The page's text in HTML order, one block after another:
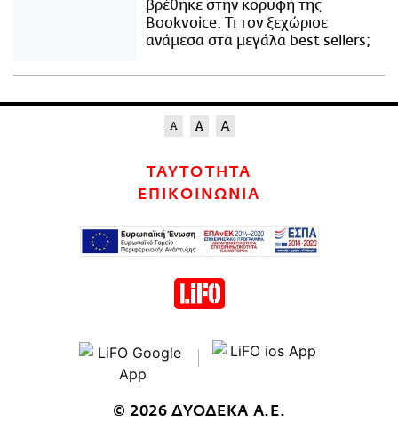
βρέθηκε στην κορυφή της
Bookvoice. Τι τον ξεχώρισε
ανάμεσα στα μεγάλα best sellers;
ΤΑΥΤΟΤΗΤΑ
ΕΠΙΚΟΙΝΩΝΙΑ
© 2026 ΔΥΟΔΕΚΑ Α.Ε.